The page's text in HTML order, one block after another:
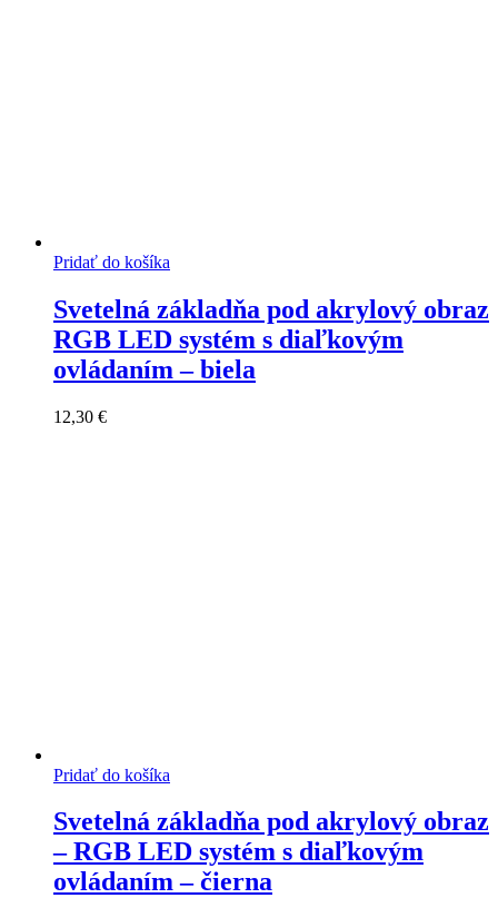
Pridať do košíka
Svetelná základňa pod akrylový obraz
RGB LED systém s diaľkovým
ovládaním – biela
12,30 €
Pridať do košíka
Svetelná základňa pod akrylový obraz
– RGB LED systém s diaľkovým
ovládaním – čierna